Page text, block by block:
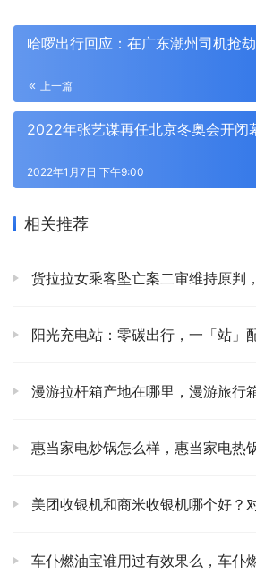
哈啰出行回应：在广东潮州司机抢
上一篇
2022年张艺谋再任北京冬奥会开闭
2022年1月7日 下午9:00
相关推荐
货拉拉女乘客坠亡案二审维持原判
阳光充电站：零碳出行，一「站」
漫游拉杆箱产地在哪里，漫游旅行
惠当家电炒锅怎么样，惠当家电热
美团收银机和商米收银机哪个好？对比
车仆燃油宝谁用过有效果么，车仆